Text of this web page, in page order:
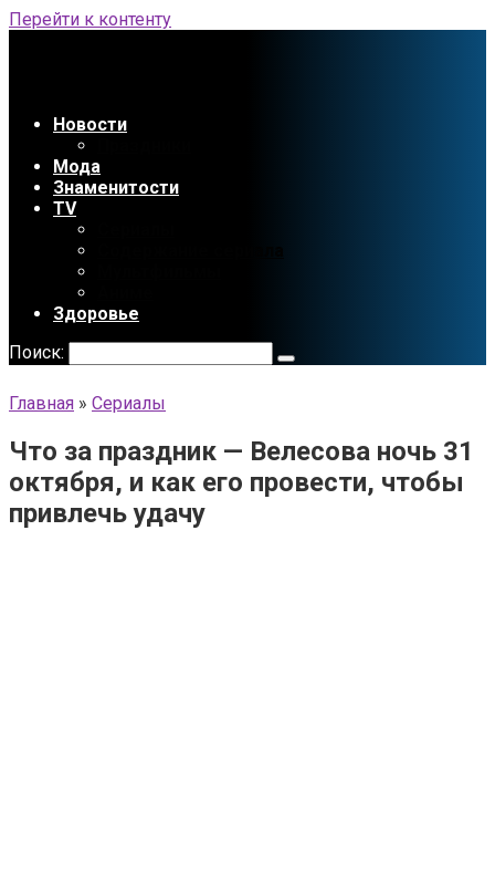
Перейти к контенту
Новости
Мода
Знаменитости
TV
Здоровье
Поиск:
Главная » Сериалы
Что за праздник — Велесова ночь 31
октября, и как его провести, чтобы
привлечь удачу